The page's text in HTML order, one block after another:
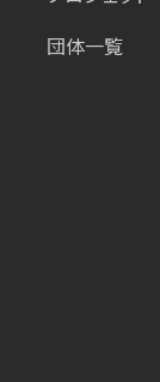
団体一覧